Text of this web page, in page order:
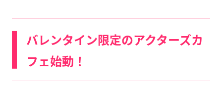
バレンタイン限定のアクターズカ
フェ始動！